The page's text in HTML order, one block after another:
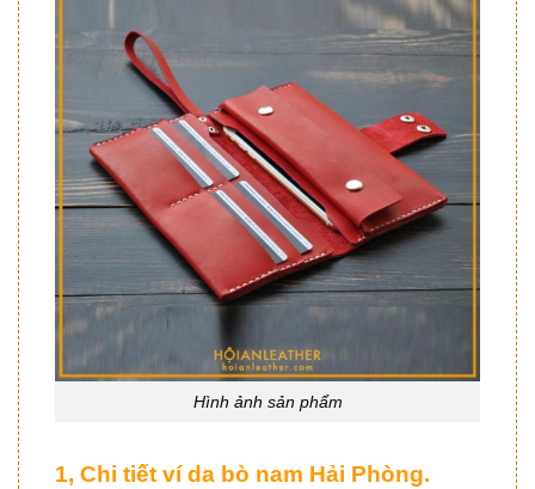
Hình ảnh sản phẩm
1, Chi tiết ví da bò nam Hải Phòng.